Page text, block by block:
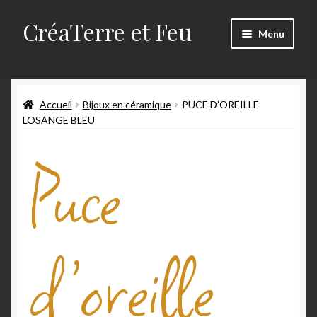
CréaTerre et Feu Menu
Blog
Mon compte
Mon travail
Qui suis-je
Accueil Bijoux en céramique
PUCE D’OREILLE
LOSANGE BLEU
Puce
d’oreille